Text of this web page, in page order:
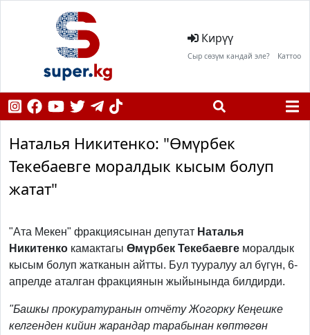
Кирүү
Сыр сөзүм кандай эле? Каттоо
Наталья Никитенко: "Өмүрбек
Текебаевге моралдык кысым болуп
жатат"
"Ата Мекен" фракциясынан депутат Наталья
Никитенко камактагы Өмүрбек Текебаевге моралдык
кысым болуп жатканын айтты. Бул тууралуу ал бүгүн, 6-
апрелде аталган фракциянын жыйынында билдирди.
"Башкы прокуратуранын отчёту Жогорку Кеңешке
келгенден кийин жарандар тарабынан көптөгөн